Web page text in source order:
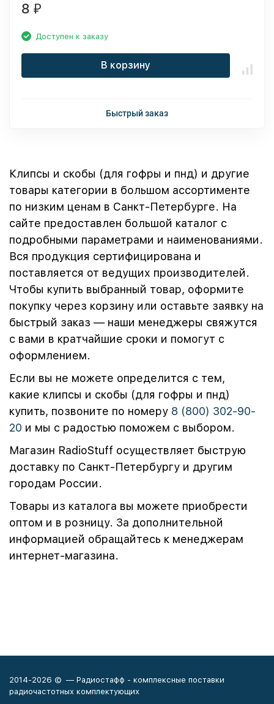
8 ₽
Доступен к заказу
В корзину
Быстрый заказ
Клипсы и скобы (для гофры и пнд) и другие
товары категории в большом ассортименте
по низким ценам в Санкт-Петербурге. На
сайте предоставлен большой каталог с
подробными параметрами и наименованиями.
Вся продукция сертифицирована и
поставляется от ведущих производителей.
Чтобы купить выбранный товар, оформите
покупку через корзину или оставьте заявку на
быстрый заказ — наши менеджеры свяжутся
с вами в кратчайшие сроки и помогут с
оформлением.
Если вы не можете определится с тем,
какие клипсы и скобы (для гофры и пнд)
купить, позвоните по номеру 8 (800) 302-90-
20 и мы с радостью поможем с выбором.
Магазин RadioStuff осуществляет быструю
доставку по Санкт-Петербургу и другим
городам России.
Товары из каталога вы можете приобрести
оптом и в розницу. За дополнительной
информацией обращайтесь к менеджерам
интернет-магазина.
2014-2026 © — Радиостафф - комплексные поставки
радиочастотных комплектующих